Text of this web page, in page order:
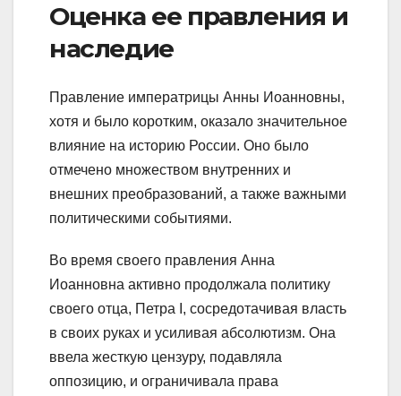
Оценка ее правления и
наследие
Правление императрицы Анны Иоанновны,
хотя и было коротким, оказало значительное
влияние на историю России. Оно было
отмечено множеством внутренних и
внешних преобразований, а также важными
политическими событиями.
Во время своего правления Анна
Иоанновна активно продолжала политику
своего отца, Петра I, сосредотачивая власть
в своих руках и усиливая абсолютизм. Она
ввела жесткую цензуру, подавляла
оппозицию, и ограничивала права